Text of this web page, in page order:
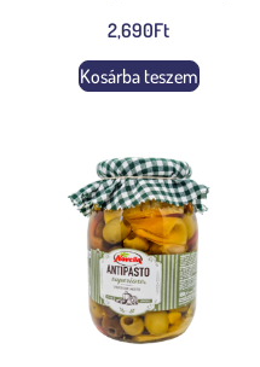
2,690Ft
Kosárba teszem